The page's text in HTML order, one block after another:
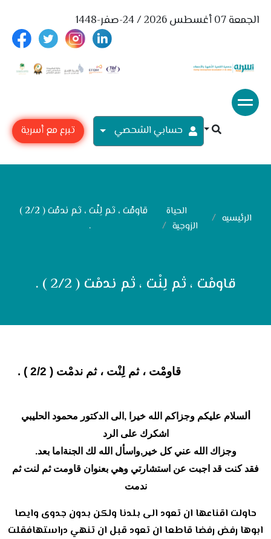
الجمعة 07 أغسطس 2026 / 24-صفر-1448
حسابي الشحصي تبرع مع أسرية
الرئيسيه
الحياة
الزوجية
قاومْت ، ثم لِنْت ، ثم ندمْت ( 2/2 )
.
قاومْت ، ثم لِنْت ، ثم ندمْت ( 2/2 ) .
قاومْت ، ثم لِنْت ، ثم ندمْت ( 2/2 ) .
لسلام عليكم وجزاكم الله خيرا ,الى الدكتور محمود الحليبي
اشكرك على الرد
وجزاك الله عني كل خير,واسأل الله لك الجنةاما بعد.
فقد كنت قد اجبت عن استشارتي وهي بعنوان قاومت ثم لنت ثم
ندمت
حاولت اقناعها ان تعود الى بلدنا ولكن بدون جدوى وايصا
ابوها رفض رفضا قاطعا ان تعود قبل ان تنهي دراستهافقلت